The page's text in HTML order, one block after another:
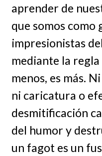
aprender de
que somos como
impresionistas
mediante la
menos, es más.
ni caricatura o
desmitificación
del humor y
un fagot es un